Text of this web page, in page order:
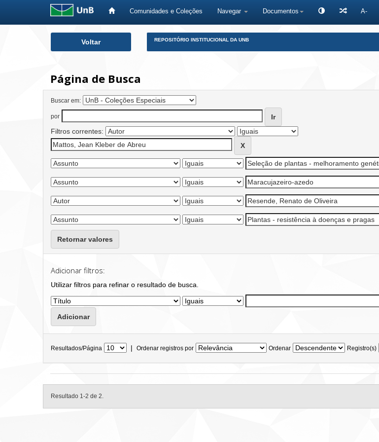
Comunidades e Coleções Navegar Documentos A-
Voltar REPOSITÓRIO INSTITUCIONAL DA UNB
Página de Busca
Buscar em:
por
Filtros correntes:
Retornar valores
Adicionar filtros:
Utilizar filtros para refinar o resultado de busca.
Resultados/Página | Ordenar registros por Ordenar Registro(s)
Resultado 1-2 de 2.